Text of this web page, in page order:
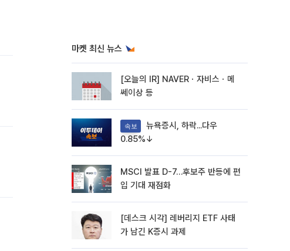
마켓 최신 뉴스
[오늘의 IR] NAVERㆍ자비스ㆍ메
쎄이상 등
속보
0.85%↓
MSCI 발표 D-7…후보주 반등에 편
입 기대 재점화
[데스크 시각] 레버리지 ETF 사태
가 남긴 K증시 과제